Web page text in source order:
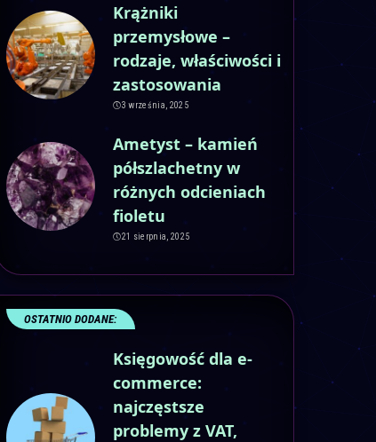
Krążniki
przemysłowe –
rodzaje, właściwości i
zastosowania
3 września, 2025
Ametyst – kamień
półszlachetny w
różnych odcieniach
fioletu
21 sierpnia, 2025
OSTATNIO DODANE:
Księgowość dla e-
commerce:
najczęstsze
problemy z VAT,